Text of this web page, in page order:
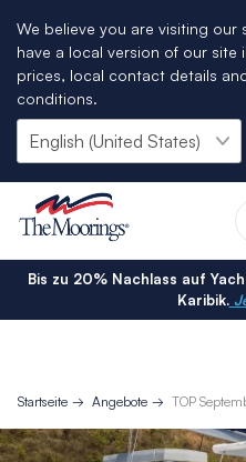
We believe you are visiting our
have a local version of our site
prices, local contact details
conditions.
Bis zu 20% Nachlass auf
Karibik.
Startseite Angebote TOP